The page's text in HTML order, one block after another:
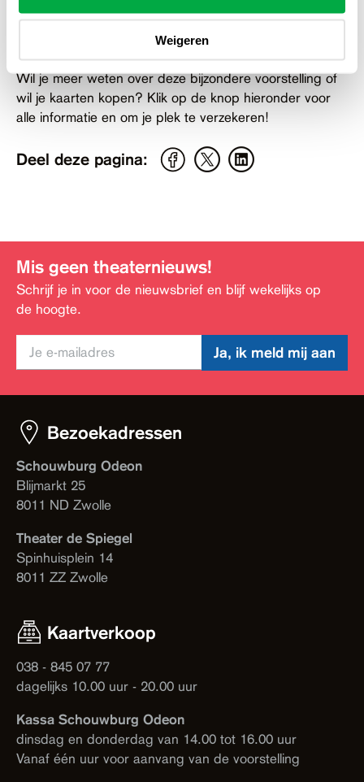
Weigeren
blijven.
Wil je meer weten over deze bijzondere voorstelling of
wil je kaarten kopen? Klik op de knop hieronder voor
alle informatie en om je plek te verzekeren!
Deel deze pagina:
Mis geen theaternieuws!
Schrijf je in voor de nieuwsbrief en blijf wekelijks op
de hoogte.
Ja, ik meld mij aan
Bezoekadressen
Schouwburg Odeon
Blijmarkt 25
8011 ND Zwolle
Theater de Spiegel
Spinhuisplein 14
8011 ZZ Zwolle
Kaartverkoop
038 - 845 07 77
dagelijks 10.00 uur - 20.00 uur
Kassa Schouwburg Odeon
dinsdag en donderdag van 14.00 tot 16.00 uur
Vanaf één uur voor aanvang van de voorstelling